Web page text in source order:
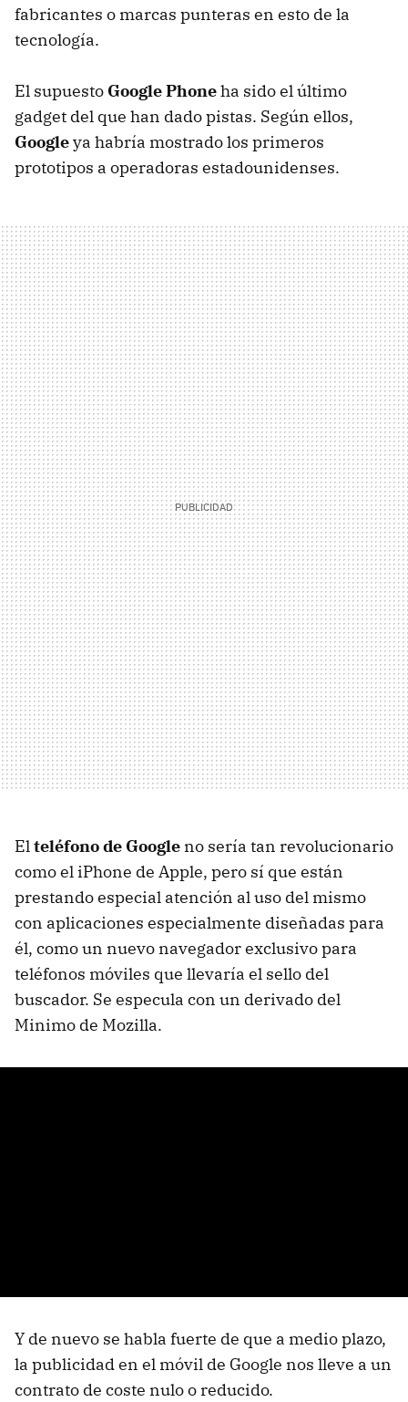
fabricantes o marcas punteras en esto de la
tecnología.
El supuesto Google Phoneha sido el último
gadget del que han dado pistas. Según ellos,
Googleya habría mostrado los primeros
prototipos a operadoras estadounidenses.
Elteléfono de Google no sería tan revolucionario
como el iPhone de Apple, pero sí que están
prestando especial atención al uso del mismo
con aplicaciones especialmente diseñadas para
él, como un nuevo navegador exclusivo para
teléfonos móviles que llevaría el sello del
buscador. Se especula con un derivado del
Minimo de Mozilla.
Y de nuevo se habla fuerte de que a medio plazo,
la publicidad en el móvil de Google nos lleve a un
contrato de coste nulo o reducido.